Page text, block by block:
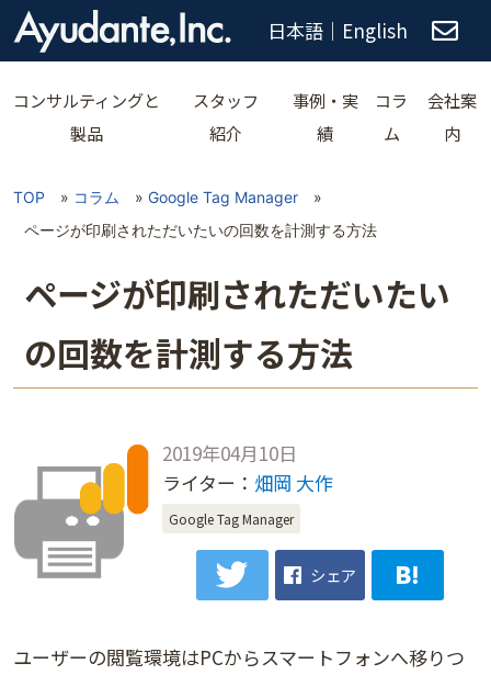
日本語 ｜ English
コンサルティングと
製品
スタッフ
紹介
事例・実
績
コラ
ム
会社案
内
TOP » コラム » Google Tag Manager
»
ページが印刷されただいたいの回数を計測する方法
ページが印刷されただいたい
の回数を計測する方法
2019年04月10日
ライター： 畑岡 大作
Google Tag Manager
シェア
ユーザーの閲覧環境はPCからスマートフォンへ移りつ